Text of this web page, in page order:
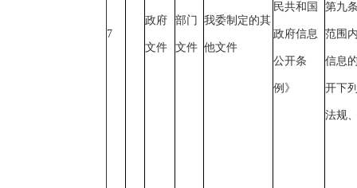
7
政府
文件
部门
文件
我委制定的其
他文件
民共和国
政府信息
公开条
例》
第九
范围
信息
开下
法规